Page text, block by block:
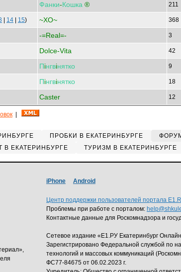
Фанки-Кошка ® 211
14 15) ~XO~ 368
-=Real=- 3
Dolce-Vita 42
Пiнгвiнятко 9
Пiнгвiнятко 18
Caster 12
ПРОБКИ В ЕКАТЕРИНБУРГЕ
В ЕКАТЕРИНБУРГЕ ТУРИЗМ В ЕКАТЕРИНБУРГЕ
iPhone Android
Центр поддержки пользователей портала
Проблемы при работе с порталом:
Контактные данные для Роскомнадзора и
Сетевое издание «Е1.РУ Екатеринбург
Зарегистрировано Федеральной службой по
технологий и массовых коммуникаций
ФС77-84675 от 06.02.2023 г.